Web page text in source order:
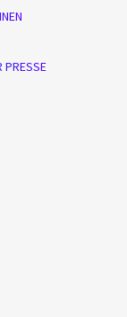
PRESSE